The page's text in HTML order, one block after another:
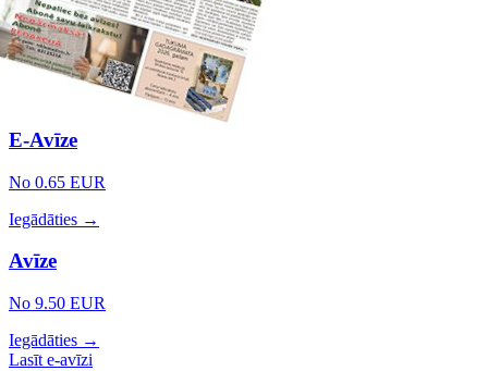
E-Avīze
No 0.65 EUR
Iegādāties →
Avīze
No 9.50 EUR
Iegādāties →
Lasīt e-avīzi